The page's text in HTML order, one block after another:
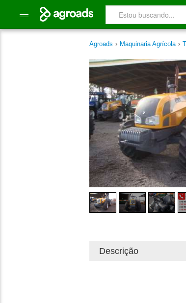
Agroads › Maquinaria Agrícola ›
Descrição